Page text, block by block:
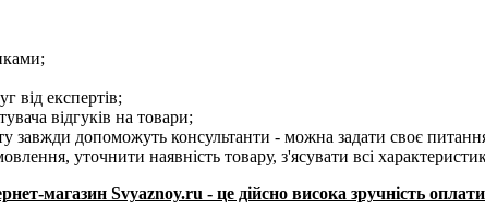
від експертів;
відгуків на товари;
завжди допоможуть консультанти - можна задати своє
уточнити наявність товару, з'ясувати всі
магазин Svyaznoy.ru - це дійсно висока зручність